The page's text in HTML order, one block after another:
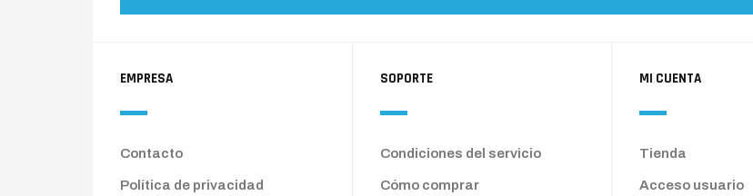
EMPRESA
Contacto
Política de privacidad
SOPORTE
Condiciones del servicio
Cómo comprar
MI CUENTA
Tienda
Acceso usuario